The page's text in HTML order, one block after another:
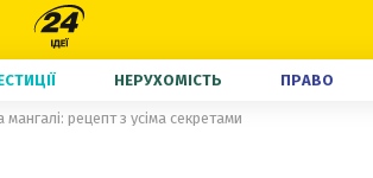
НЕРУХОМІСТЬ ПРАВО
рецепт з усіма секретами